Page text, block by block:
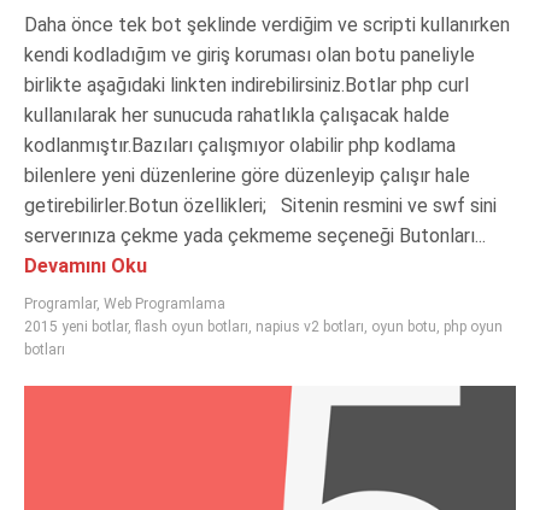
Daha önce tek bot şeklinde verdiğim ve scripti kullanırken
kendi kodladığım ve giriş koruması olan botu paneliyle
birlikte aşağıdaki linkten indirebilirsiniz.Botlar php curl
kullanılarak her sunucuda rahatlıkla çalışacak halde
kodlanmıştır.Bazıları çalışmıyor olabilir php kodlama
bilenlere yeni düzenlerine göre düzenleyip çalışır hale
getirebilirler.Botun özellikleri; Sitenin resmini ve swf sini
serverınıza çekme yada çekmeme seçeneği Butonları...
Devamını Oku
Programlar, Web Programlama
2015 yeni botlar, flash oyun botları, napius v2 botları, oyun botu, php oyun
botları